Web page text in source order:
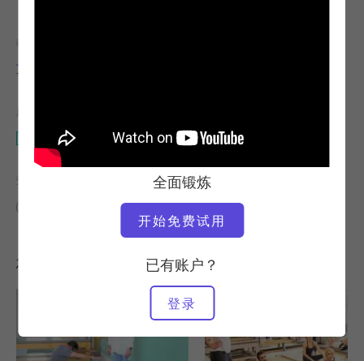
全面锻炼
开始免费试用
已有账户？
登录
教师
艾丽莎-怀亚特
所需设备
垫子
查找类似课程
垫子
您可能喜欢的其他锻炼